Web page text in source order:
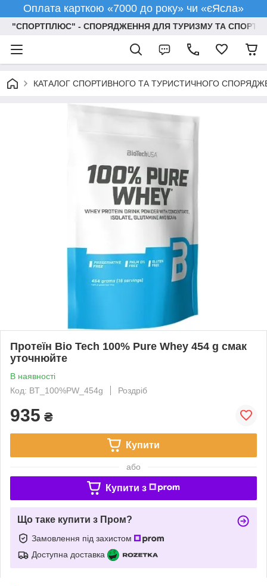
Оплата карткою «7000 до року» чи «єЯсла»
"СПОРТПЛЮС" - СПОРЯДЖЕННЯ ДЛЯ ТУРИЗМУ ТА СПОРТУ
КАТАЛОГ СПОРТИВНОГО ТА ТУРИСТИЧНОГО
Протеїн Bio Tech 100% Pure Whey 454 g смак
уточнюйте
В наявності
Код: BT_100%PW_454g
Роздріб
935 ₴
Купити
або
Купити з
Що таке купити з Пром?
Замовлення під захистом
Доступна доставка